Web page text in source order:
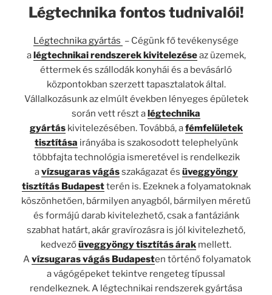
Légtechnika fontos tudnivalói!
Légtechnika gyártás – Cégünk fő tevékenysége
alégtechnikai rendszerek kivitelezéseaz üzemek,
éttermek és szállodák konyhái és a bevásárló
központokban szerzett tapasztalatok által.
Vállalkozásunk az elmúlt években lényeges épületek
során vett részt alégtechnika
gyártáskivitelezésében. Továbbá, afémfelületek
tisztítása irányába is szakosodott telephelyünk
többfajta technológia ismeretével is rendelkezik
avízsugaras vágásszakágazat és üveggyöngy
tisztítás Budapestterén is. Ezeknek a folyamatoknak
köszönhetően, bármilyen anyagból, bármilyen méretű
és formájú darab kivitelezhető, csak a fantáziánk
szabhat határt, akár gravírozásra is jól kivitelezhető,
kedvezőüveggyöngy tisztítás árak mellett.
Avízsugaras vágás Budapesten történő folyamatok
a vágógépeket tekintve rengeteg típussal
rendelkeznek. A légtechnikai rendszerek gyártása